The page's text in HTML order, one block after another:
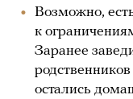
Возможно,
к
Заранее
остались